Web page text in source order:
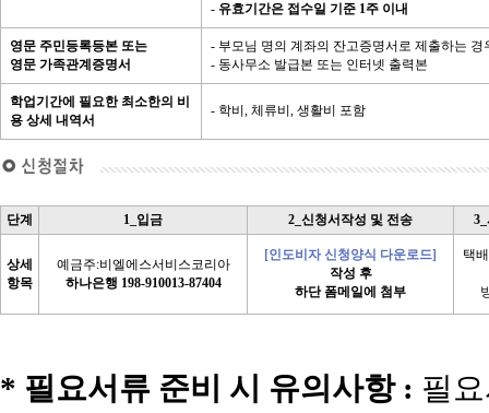
- 유효기간은 접수일 기준 1주 이내
영문 주민등록등본 또는
영문 가족관계증명서
- 부모님 명의 계좌의 잔고증명서로 제출하는
- 동사무소 발급본 또는 인터넷 출력본
학업기간에 필요한 최소한의 비
용 상세 내역서
- 학비, 체류비, 생활비 포함
단계 1_입금 2_신청서작성 및 전송
상세
항목
예금주:비엘에스서비스코리아
하나은행 198-910013-87404
[인도비자 신청양식 다운로드]
작성 후
하단 폼메일에 첨부
택
* 필요서류 준비 시 유의사항 : 필